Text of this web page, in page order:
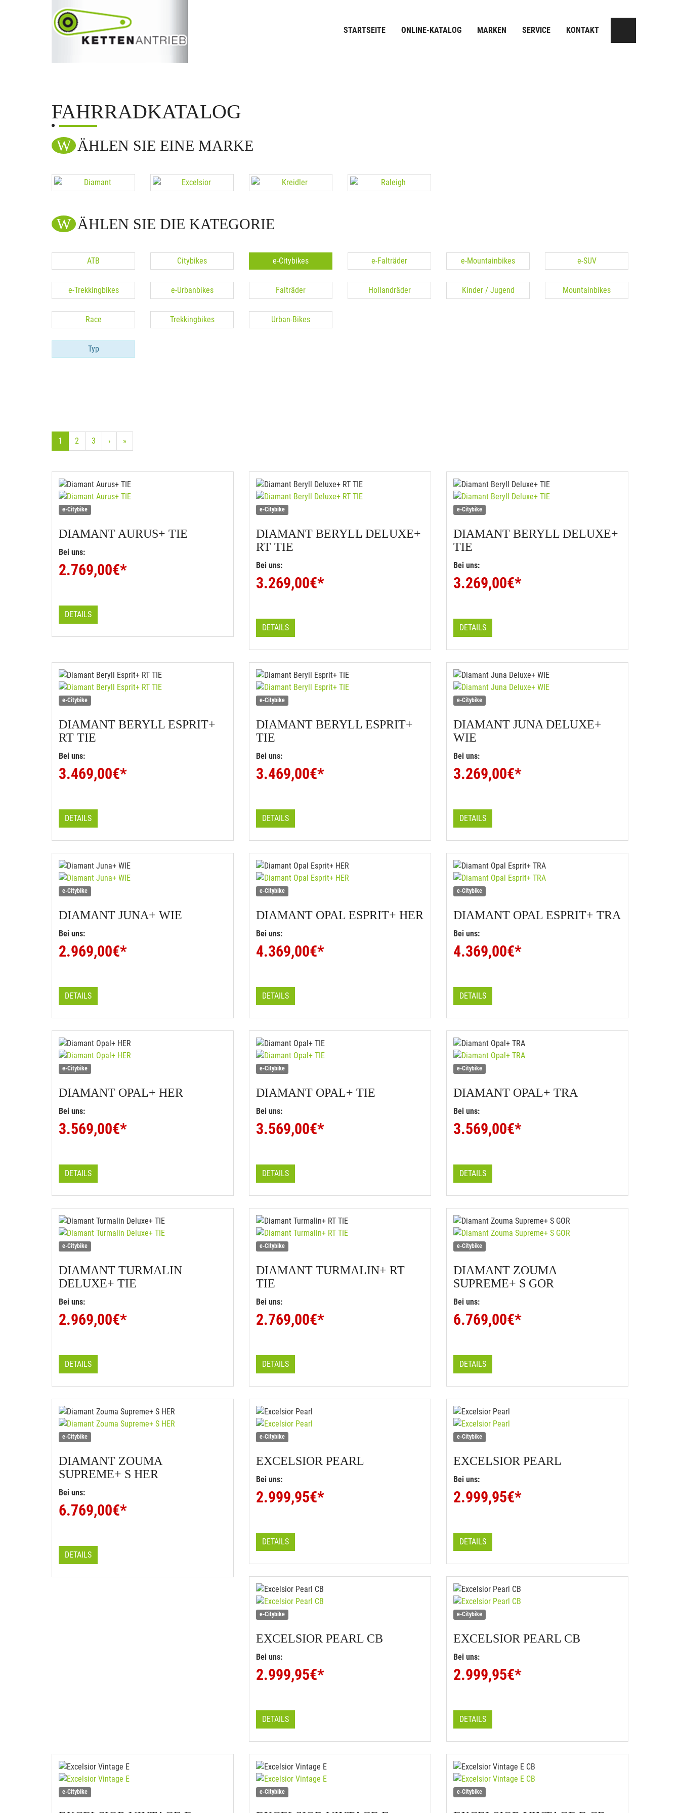
STARTSEITE ONLINE-KATALOG MARKEN SERVICE KONTAKT
FAHRRADKATALOG
WÄHLEN SIE EINE MARKE
WÄHLEN SIE DIE KATEGORIE
ATB Citybikes e-Citybikes e-Falträder e-Mountainbikes e-SUV
e-Trekkingbikes e-Urbanbikes Falträder Hollandräder Kinder / Jugend Mountainbikes
Race Trekkingbikes Urban-Bikes
Typ
1 2 3 › »
e-Citybike
DIAMANT AURUS+ TIE
Bei uns:
2.769,00€*
DETAILS
e-Citybike
DIAMANT BERYLL DELUXE+
RT TIE
Bei uns:
3.269,00€*
DETAILS
e-Citybike
DIAMANT BERYLL DELUXE+
TIE
Bei uns:
3.269,00€*
DETAILS
e-Citybike
DIAMANT BERYLL ESPRIT+
RT TIE
Bei uns:
3.469,00€*
DETAILS
e-Citybike
DIAMANT BERYLL ESPRIT+
TIE
Bei uns:
3.469,00€*
DETAILS
e-Citybike
DIAMANT JUNA DELUXE+
WIE
Bei uns:
3.269,00€*
DETAILS
e-Citybike
DIAMANT JUNA+ WIE
Bei uns:
2.969,00€*
DETAILS
e-Citybike
DIAMANT OPAL ESPRIT+ HER
Bei uns:
4.369,00€*
DETAILS
e-Citybike
DIAMANT OPAL ESPRIT+ TRA
Bei uns:
4.369,00€*
DETAILS
e-Citybike
DIAMANT OPAL+ HER
Bei uns:
3.569,00€*
DETAILS
e-Citybike
DIAMANT OPAL+ TIE
Bei uns:
3.569,00€*
DETAILS
e-Citybike
DIAMANT OPAL+ TRA
Bei uns:
3.569,00€*
DETAILS
e-Citybike
DIAMANT TURMALIN
DELUXE+ TIE
Bei uns:
2.969,00€*
DETAILS
e-Citybike
DIAMANT TURMALIN+ RT
TIE
Bei uns:
2.769,00€*
DETAILS
e-Citybike
DIAMANT ZOUMA
SUPREME+ S GOR
Bei uns:
6.769,00€*
DETAILS
e-Citybike
DIAMANT ZOUMA
SUPREME+ S HER
Bei uns:
6.769,00€*
DETAILS
e-Citybike
EXCELSIOR PEARL
Bei uns:
2.999,95€*
DETAILS
e-Citybike
EXCELSIOR PEARL
Bei uns:
2.999,95€*
DETAILS
e-Citybike
EXCELSIOR PEARL CB
Bei uns:
2.999,95€*
DETAILS
e-Citybike
EXCELSIOR PEARL CB
Bei uns:
2.999,95€*
DETAILS
e-Citybike e-Citybike e-Citybike